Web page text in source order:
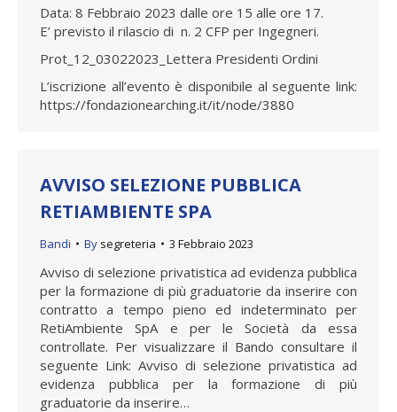
Data: 8 Febbraio 2023 dalle ore 15 alle ore 17.
E’ previsto il rilascio di n. 2 CFP per Ingegneri.
Prot_12_03022023_Lettera Presidenti Ordini
L’iscrizione all’evento è disponibile al seguente link:
https://fondazionearching.it/it/node/3880
AVVISO SELEZIONE PUBBLICA
RETIAMBIENTE SPA
Bandi By segreteria 3 Febbraio 2023
Avviso di selezione privatistica ad evidenza pubblica
per la formazione di più graduatorie da inserire con
contratto a tempo pieno ed indeterminato per
RetiAmbiente SpA e per le Società da essa
controllate. Per visualizzare il Bando consultare il
seguente Link: Avviso di selezione privatistica ad
evidenza pubblica per la formazione di più
graduatorie da inserire…